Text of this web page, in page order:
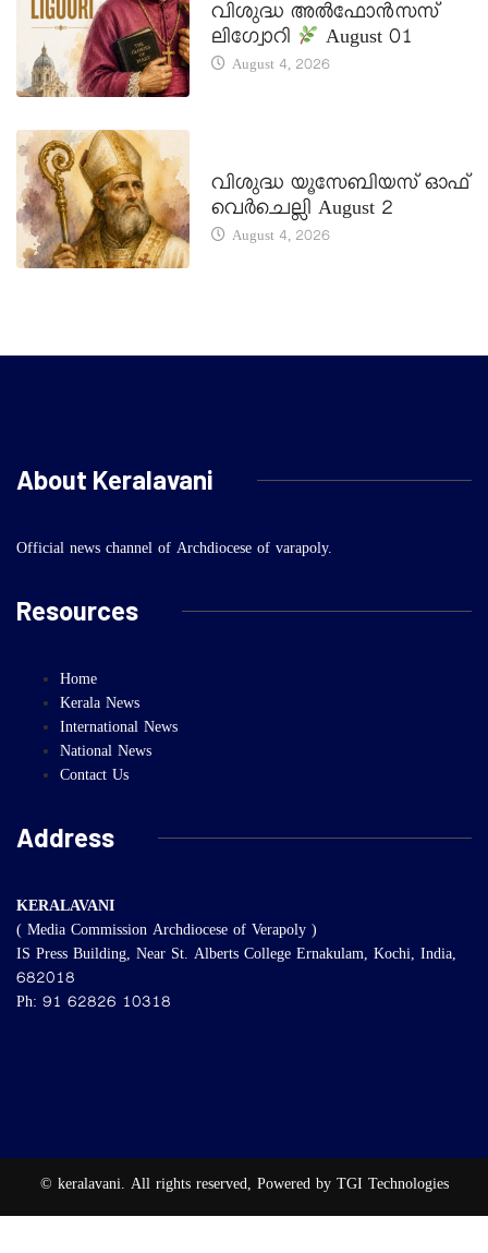
വിശുദ്ധ അൽഫോൻസസ്
ലിഗ്വോറി
August 01
August 4, 2026
വിശുദ്ധ യൂസേബിയസ് ഓഫ്
വെർചെല്ലി August 2
August 4, 2026
About Keralavani
Official news channel of Archdiocese of varapoly.
Resources
Home
Kerala News
International News
National News
Contact Us
Address
KERALAVANI
( Media Commission Archdiocese of Verapoly )
IS Press Building, Near St. Alberts College Ernakulam, Kochi, India,
682018
Ph: 91 62826 10318
© keralavani. All rights reserved, Powered by TGI Technologies